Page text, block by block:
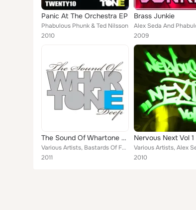
Panic At The Orchestra EP
Phabulous Phunk & Ted Nilsson
2010
Brass Junkie
2009
The Sound Of Whartone Deep
Various Artists, Bastards Of Funk, Richard Knott, Tom Reynolds, Digital Impression, Lickrish Music, Phabulous Phunk, Andrew John...
2011
Nervous Next Vol 1
2010